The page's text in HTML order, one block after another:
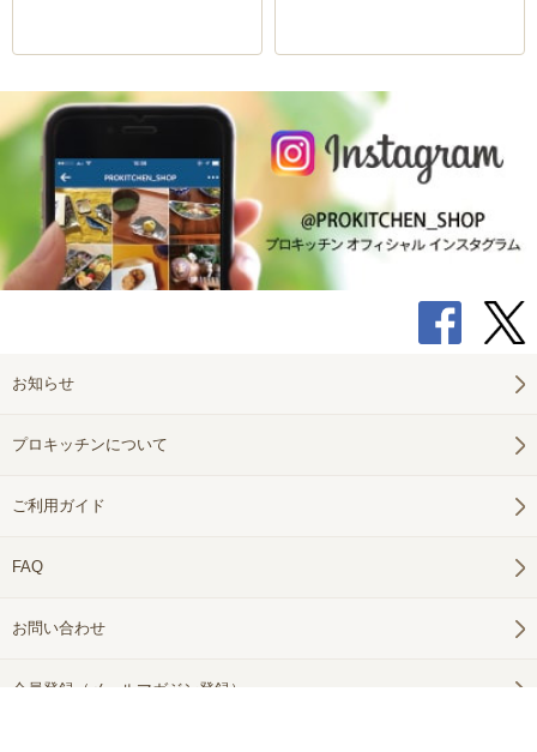
お知らせ
プロキッチンについて
ご利用ガイド
FAQ
お問い合わせ
会員登録（メールマガジン登録）